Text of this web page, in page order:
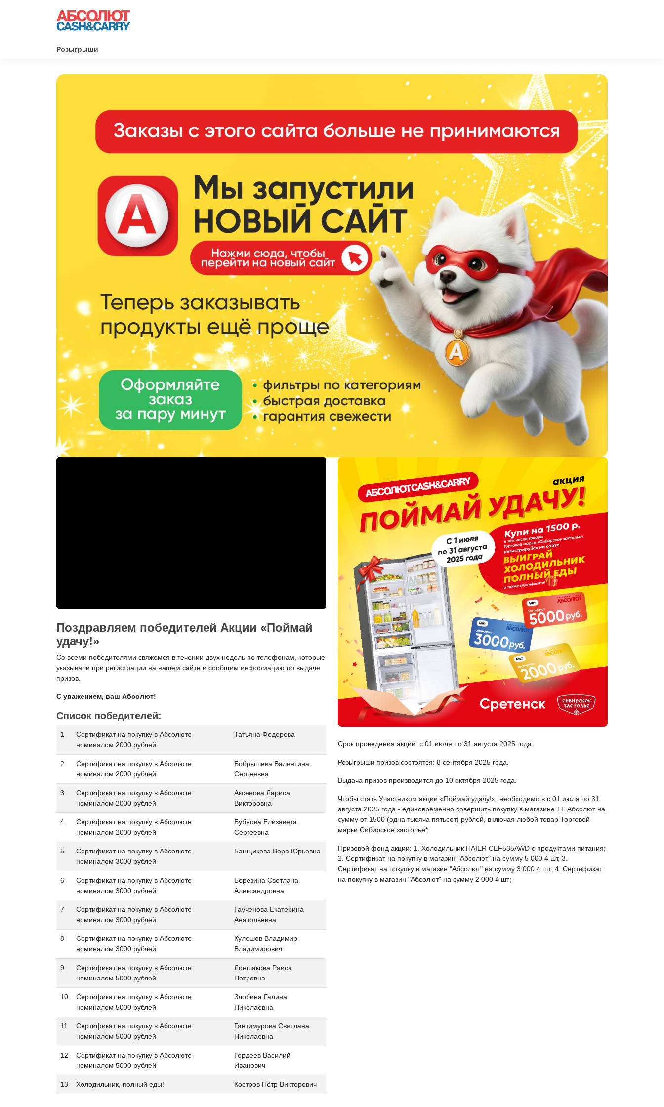
Розыгрыши
Поздравляем победителей Акции «Поймай
удачу!»
Со всеми победителями свяжемся в течении двух недель по телефонам, которые
указывали при регистрации на нашем сайте и сообщим информацию по выдаче
призов.
С уважением, ваш Абсолют!
Список победителей:
1
Сертификат на покупку в Абсолюте
номиналом 2000 рублей
Татьяна Федорова
2
Сертификат на покупку в Абсолюте
номиналом 2000 рублей
Бобрышева Валентина
Сергеевна
3
Сертификат на покупку в Абсолюте
номиналом 2000 рублей
Аксенова Лариса
Викторовна
4
Сертификат на покупку в Абсолюте
номиналом 2000 рублей
Бубнова Елизавета
Сергеевна
5
Сертификат на покупку в Абсолюте
номиналом 3000 рублей
Банщикова Вера Юрьевна
6
Сертификат на покупку в Абсолюте
номиналом 3000 рублей
Березина Светлана
Александровна
7
Сертификат на покупку в Абсолюте
номиналом 3000 рублей
Гаученова Екатерина
Анатольевна
8
Сертификат на покупку в Абсолюте
номиналом 3000 рублей
Кулешов Владимир
Владимирович
9
Сертификат на покупку в Абсолюте
номиналом 5000 рублей
Лоншакова Раиса
Петровна
10
Сертификат на покупку в Абсолюте
номиналом 5000 рублей
Злобина Галина
Николаевна
11
Сертификат на покупку в Абсолюте
номиналом 5000 рублей
Гантимурова Светлана
Николаевна
12
Сертификат на покупку в Абсолюте
номиналом 5000 рублей
Гордеев Василий
Иванович
13 Холодильник, полный еды! Костров Пëтр Викторович
Срок проведения акции: с 01 июля по 31 августа 2025 года.
Розыгрыши призов состоятся: 8 сентября 2025 года.
Выдача призов производится до 10 октября 2025 года.
Чтобы стать Участником акции «Поймай удачу!», необходимо в с 01 июля по 31
августа 2025 года - единовременно совершить покупку в магазине ТГ Абсолют на
сумму от 1500 (одна тысяча пятьсот) рублей, включая любой товар Торговой
марки Сибирское застолье*.
Призовой фонд акции: 1. Холодильник HAIER CEF535AWD с продуктами питания;
2. Сертификат на покупку в магазин "Абсолют" на сумму 5 000 4 шт, 3.
Сертификат на покупку в магазин "Абсолют" на сумму 3 000 4 шт; 4. Сертификат
на покупку в магазин "Абсолют" на сумму 2 000 4 шт;